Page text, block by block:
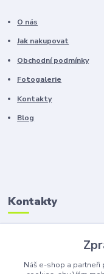
O nás
Jak nakupovat
Obchodní podmínky
Fotogalerie
Kontakty
Blog
Kontakty
Zákaznická
+420 603 100
(Po-Pá, 8-16
Náš e-shop a partneři